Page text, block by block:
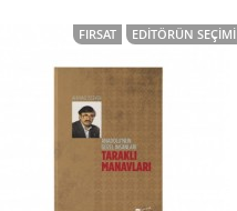
FIRSAT EDITÖRÜN SEÇIMI